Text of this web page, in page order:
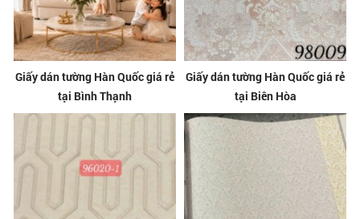
Giấy dán tường Hàn Quốc giá rẻ
tại Bình Thạnh
Giấy dán tường Hàn Quốc giá rẻ
tại Biên Hòa